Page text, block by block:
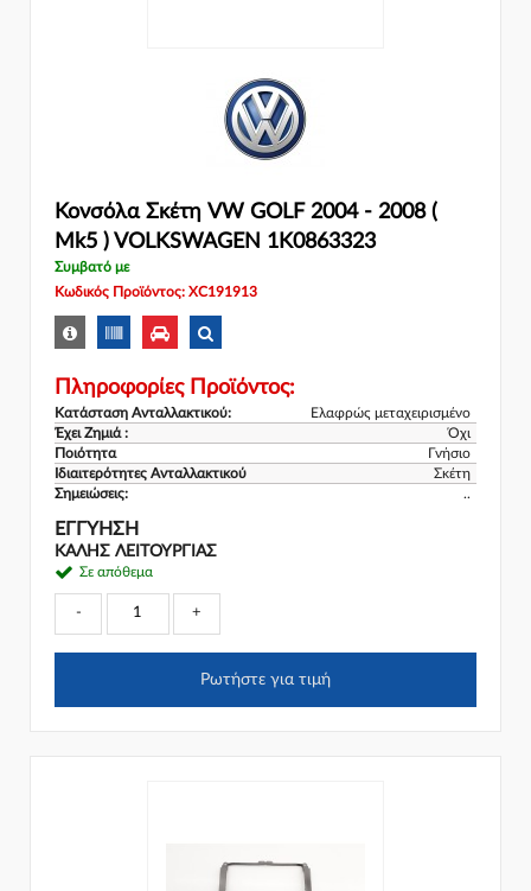
Κονσόλα Σκέτη VW GOLF 2004 - 2008 (
Mk5 ) VOLKSWAGEN 1K0863323
Συμβατό με
Κωδικός Προϊόντος: XC191913
Πληροφορίες Προϊόντος:
Κατάσταση Ανταλλακτικού:
Ελαφρώς μεταχειρισμένο
Έχει Ζημιά :
Όχι
Ποιότητα
Γνήσιο
Ιδιαιτερότητες Ανταλλακτικού
Σκέτη
Σημειώσεις:
..
ΕΓΓΎΗΣΗ
ΚΑΛΗΣ ΛΕΙΤΟΥΡΓΙΑΣ
Σε απόθεμα
- +
Ρωτήστε για τιμή